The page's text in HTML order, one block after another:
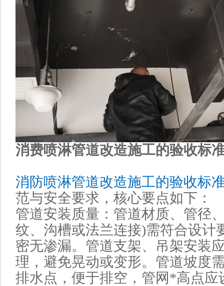
消费喷淋管道改造施工的验收标
消防喷淋管道改造施工的验收标
范与安全要求，核心要点如下：
管道安装质量‌：管道材质、管径
纹、沟槽或法兰连接)需符合设计
密无渗漏。管道支架、吊架安装
理，避免晃动或变形。管道坡度
排水点，便于排空，管网*高点应